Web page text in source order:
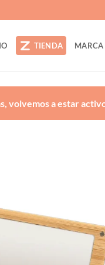
TIENDA MARCA
volvemos a estar